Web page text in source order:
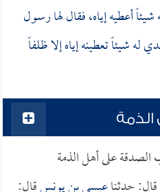
أعطيه إياه، فقال لها رسول
له شيئاً تعطينه إياه إلا ظلفاً
الصدقة على أهل الذمة